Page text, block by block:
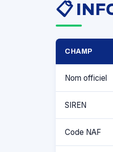
📋
CHAMP
Nom officiel
SIREN
Code NAF